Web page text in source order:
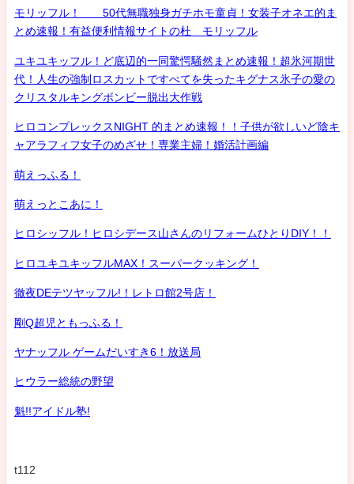
モリッフル！ 50代無職独身ガチホモ童貞！女装子オネエ的ま
とめ速報！有益便利情報サイトの杜 モリッフル
ユキユキッフル！ど底辺的一同驚愕騒然まとめ速報！超氷河期世
代！人生の強制ロスカットですべてを失ったキグナス氷子の愛の
クリスタルキングボンビー脱出大作戦
ヒロコンプレックスNIGHT 的まとめ速報！！子供が欲しいど陰キ
ャアラフィフ女子のめざせ！専業主婦！婚活計画編
萌えっふる！
萌えっとこあに！
ヒロシッフル！ヒロシデース山さんのリフォームひとりDIY！！
ヒロユキユキッフルMAX！スーパークッキング！
徹夜DEテツヤッフル!！レトロ館2号店！
剛Q超児ともっふる！
ヤナッフル ゲームだいすき6！放送局
ヒウラー総統の野望
魁!!アイドル塾!
t112